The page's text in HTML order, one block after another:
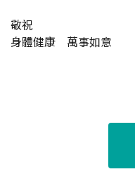
敬祝
身體健康 萬事如意